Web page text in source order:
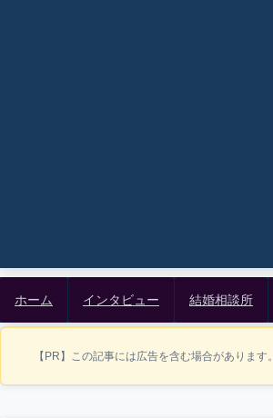
ホーム インタビュー 結婚相談所
【PR】この記事には広告を含む場合があります。